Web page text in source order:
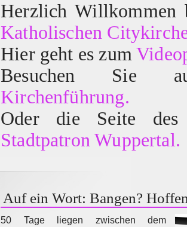
Herzlich
Katholischen
Hier geht es zum
Besuchen
Kirchenführung.
Oder die Seite des
Stadtpatron Wuppertal.
Auf ein Wort: Bangen?
50 Tage liegen zwischen dem